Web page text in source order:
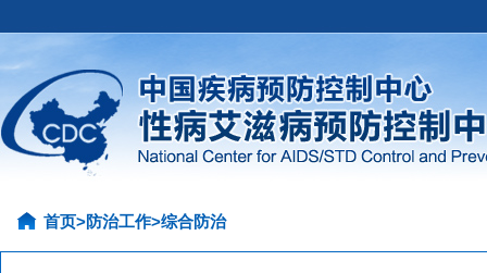
首页>防治工作>综合防治